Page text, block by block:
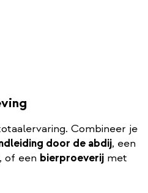
Combineer je
door de abdij, een
, of een bierproeverij met